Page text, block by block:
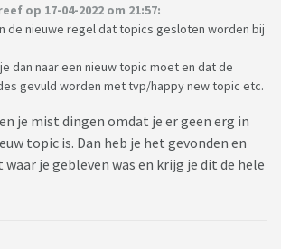
op 17-04-2022 om 21:57:
de nieuwe regel dat topics gesloten worden bij
dan naar een nieuw topic moet en dat de
gevuld worden met tvp/happy new topic etc.
je mist dingen omdat je er geen erg in
topic is. Dan heb je het gevonden en
je gebleven was en krijg je dit de hele